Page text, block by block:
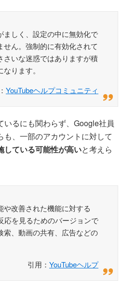
ましく、設定の中に無効化で
せん。強制的に有効化されて
さいな迷惑ではありますが積
ります。
YouTubeヘルプコミュニティ
いるにも関わらず、Google社員
、一部のアカウントに対して
している可能性が高いと考えら
や改善された機能に対する
応を見るためのバージョンで
索、動画の共有、広告などの
引用： YouTubeヘルプ